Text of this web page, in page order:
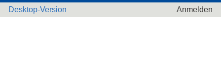
Desktop-Version
Anmelden